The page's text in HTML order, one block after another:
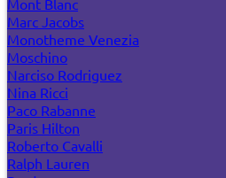
Mont Blanc
Marc Jacobs
Monotheme Venezia
Moschino
Narciso Rodriguez
Nina Ricci
Paco Rabanne
Paris Hilton
Roberto Cavalli
Ralph Lauren